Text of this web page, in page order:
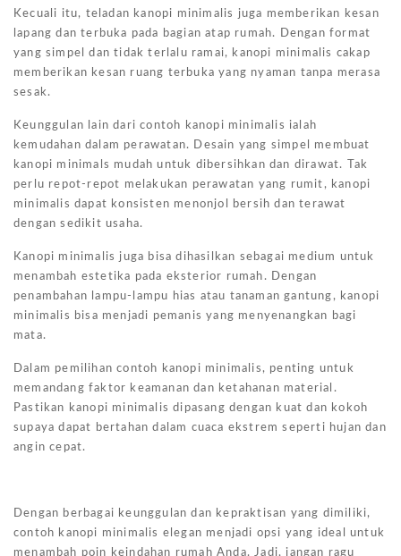
Kecuali itu, teladan kanopi minimalis juga memberikan kesan
lapang dan terbuka pada bagian atap rumah. Dengan format
yang simpel dan tidak terlalu ramai, kanopi minimalis cakap
memberikan kesan ruang terbuka yang nyaman tanpa merasa
sesak.
Keunggulan lain dari contoh kanopi minimalis ialah
kemudahan dalam perawatan. Desain yang simpel membuat
kanopi minimals mudah untuk dibersihkan dan dirawat. Tak
perlu repot-repot melakukan perawatan yang rumit, kanopi
minimalis dapat konsisten menonjol bersih dan terawat
dengan sedikit usaha.
Kanopi minimalis juga bisa dihasilkan sebagai medium untuk
menambah estetika pada eksterior rumah. Dengan
penambahan lampu-lampu hias atau tanaman gantung, kanopi
minimalis bisa menjadi pemanis yang menyenangkan bagi
mata.
Dalam pemilihan contoh kanopi minimalis, penting untuk
memandang faktor keamanan dan ketahanan material.
Pastikan kanopi minimalis dipasang dengan kuat dan kokoh
supaya dapat bertahan dalam cuaca ekstrem seperti hujan dan
angin cepat.
Dengan berbagai keunggulan dan kepraktisan yang dimiliki,
contoh kanopi minimalis elegan menjadi opsi yang ideal untuk
menambah poin keindahan rumah Anda. Jadi, jangan ragu